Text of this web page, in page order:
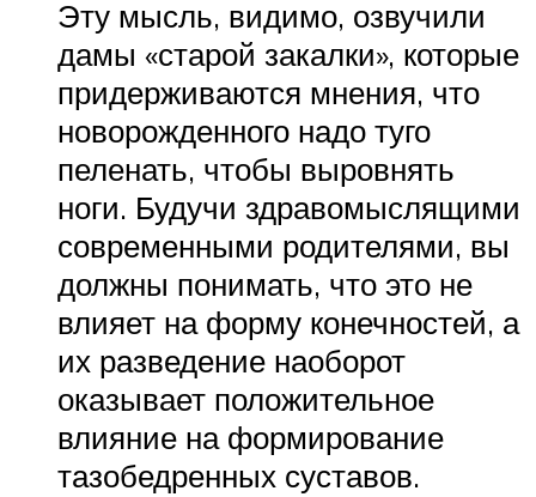
Эту мысль, видимо, озвучили
дамы «старой закалки», которые
придерживаются мнения, что
новорожденного надо туго
пеленать, чтобы выровнять
ноги. Будучи здравомыслящими
современными родителями, вы
должны понимать, что это не
влияет на форму конечностей, а
их разведение наоборот
оказывает положительное
влияние на формирование
тазобедренных суставов.